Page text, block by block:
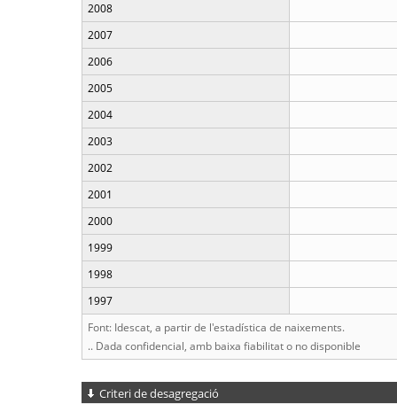
2008
2007
2006
2005
2004
2003
2002
2001
2000
1999
1998
1997
Font: Idescat, a partir de l'estadística de naixements.
.. Dada confidencial, amb baixa fiabilitat o no disponible
Criteri de desagregació